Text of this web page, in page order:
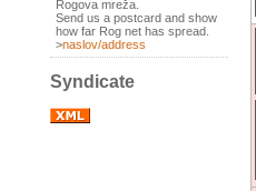
Rogova mreža.
Send us a postcard and show
how far Rog net has spread.
>naslov/address
Syndicate